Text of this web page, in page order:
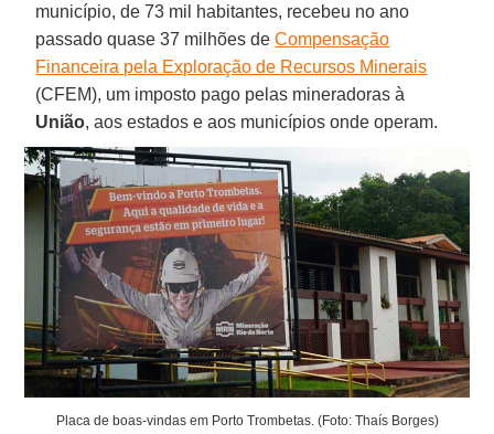
município, de 73 mil habitantes, recebeu no ano
passado quase 37 milhões deCompensação
Financeira pela Exploração de Recursos Minerais
(CFEM), um imposto pago pelas mineradoras à
União, aos estados e aos municípios onde operam.
Placa de boas-vindas em Porto Trombetas. (Foto: Thaís Borges)